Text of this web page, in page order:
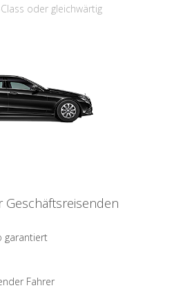
oder gleichwärtig
Geschäftsreisenden
garantiert
Fahrer